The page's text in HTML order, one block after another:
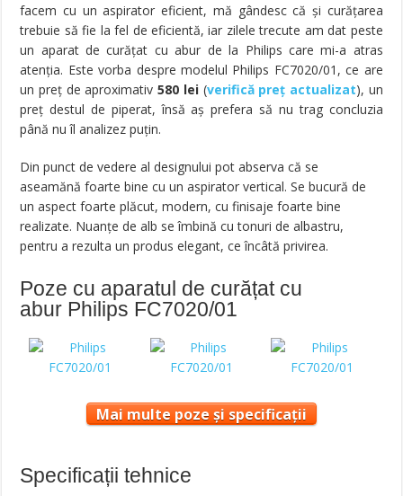
facem cu un aspirator eficient, mă gândesc că și curățarea
trebuie să fie la fel de eficientă, iar zilele trecute am dat peste
un aparat de curățat cu abur de la Philips care mi-a atras
atenția. Este vorba despre modelul Philips FC7020/01, ce are
un preț de aproximativ 580 lei(verifică preț actualizat), un
preț destul de piperat, însă aș prefera să nu trag concluzia
până nu îl analizez puțin.
Din punct de vedere al designului pot abserva că se
aseamănă foarte bine cu un aspirator vertical. Se bucură de
un aspect foarte plăcut, modern, cu finisaje foarte bine
realizate. Nuanțe de alb se îmbină cu tonuri de albastru,
pentru a rezulta un produs elegant, ce încâtă privirea.
Poze cu aparatul de curățat cu
abur Philips FC7020/01
Mai multe poze și specificații
Specificații tehnice